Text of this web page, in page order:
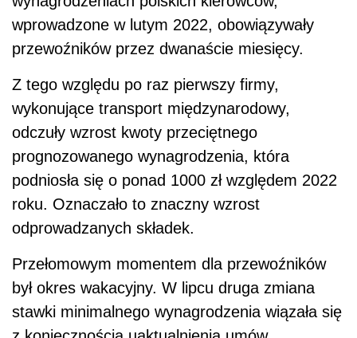
wprowadzone w lutym 2022, obowiązywały
przewoźników przez dwanaście miesięcy.
Z tego względu po raz pierwszy firmy,
wykonujące transport międzynarodowy,
odczuły wzrost kwoty przeciętnego
prognozowanego wynagrodzenia, która
podniosła się o ponad 1000 zł względem 2022
roku. Oznaczało to znaczny wzrost
odprowadzanych składek.
Przełomowym momentem dla przewoźników
był okres wakacyjny. W lipcu druga zmiana
stawki minimalnego wynagrodzenia wiązała się